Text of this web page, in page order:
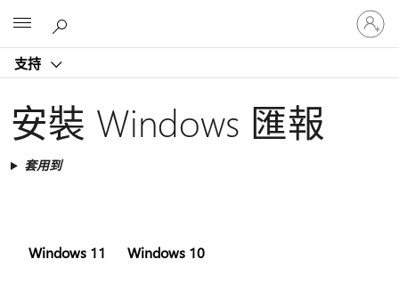
支持
登
入
您
安裝 Windows 匯報
套用到
Windows 11 Windows 10